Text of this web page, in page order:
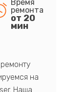
Время
ремонта
от 20
мин
на
Наша